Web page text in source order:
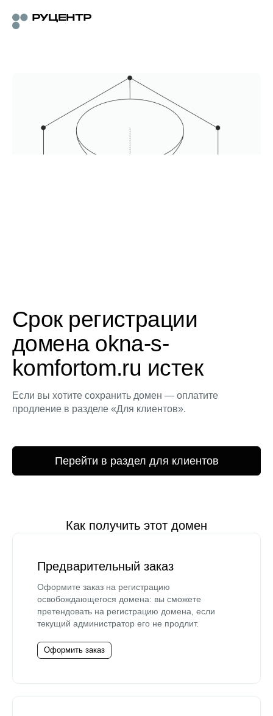
Срок регистрации
домена okna-s-
komfortom.ru истек
Если вы хотите сохранить домен — оплатите
продление в разделе «Для клиентов».
Перейти в раздел для клиентов
Как получить этот домен
Предварительный заказ
Оформите заказ на регистрацию
освобождающегося домена: вы сможете
претендовать на регистрацию домена, если
текущий администратор его не продлит.
Оформить заказ